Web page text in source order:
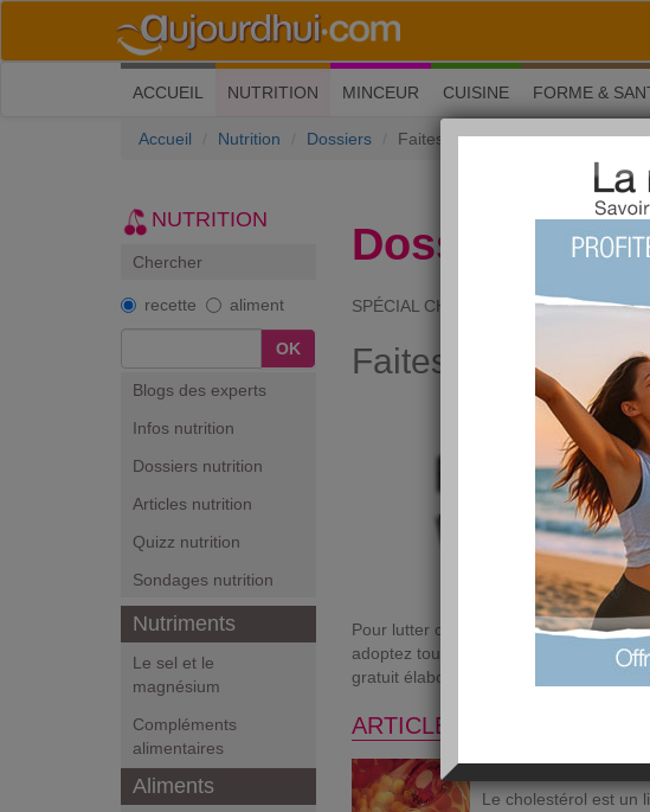
ACCUEIL (current)
NUTRITION MINCEUR CUISINE FORME &
Accueil Nutrition Dossiers Faites baisser votre taux de
NUTRITION
Chercher
recette aliment
OK
Blogs des experts
Infos nutrition
Dossiers nutrition
Articles nutrition
Quizz nutrition
Sondages nutrition
Nutriments
Le sel et le
magnésium
Compléments
alimentaires
Aliments
Dossiers
SPÉCIAL CHOLESTÉROL
Faites baisser
Pour lutter contre le cholestérol, il faut
adoptez toutes les bonnes résolutions
gratuit élaboré par Jean-Michel Cohen.
ARTICLES NUTRITION
Tout savoir sur
Le cholestérol est un